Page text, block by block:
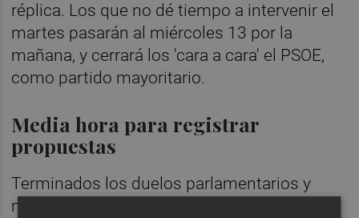
réplica. Los que no dé tiempo a intervenir el
martes pasarán al miércoles 13 por la
mañana, y cerrará los 'cara a cara' el PSOE,
como partido mayoritario.
Media hora para registrar
propuestas
Terminados los duelos parlamentarios y
mientras el Pleno del Congreso realiza un